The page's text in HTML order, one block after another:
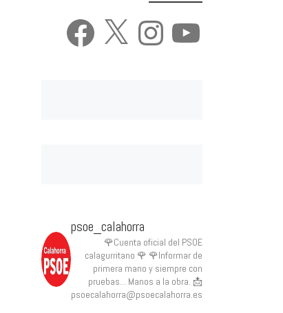
Facebook Instagram YouTube
psoe_calahorra
🌹Cuenta oficial del PSOE
calagurritano 🌹 🌹Informar de
primera mano y siempre con
pruebas... Manos a la obra. 📩
psoecalahorra@psoecalahorra.es